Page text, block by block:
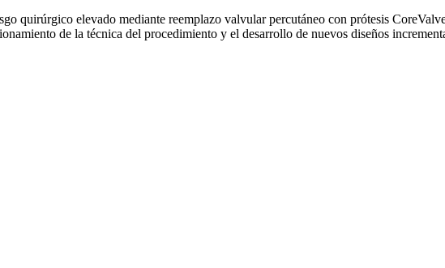
quirúrgico elevado mediante reemplazo valvular percutáneo con prótesis
de la técnica del procedimiento y el desarrollo de nuevos diseños